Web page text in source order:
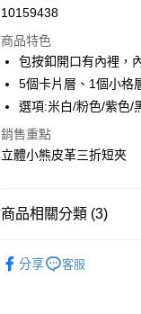
LINE Pay
Apple Pay
悠遊付
大哥付你分期
【大哥付你分期使用說明】
ATM付款
10159438
商品特色
包按釦開口有內裡，
5個卡片層、1個小格
選項:米白/粉色/紫色/
銷售重點
立體小熊皮革三折短夾
商品相關分類 (3)
分享 客服